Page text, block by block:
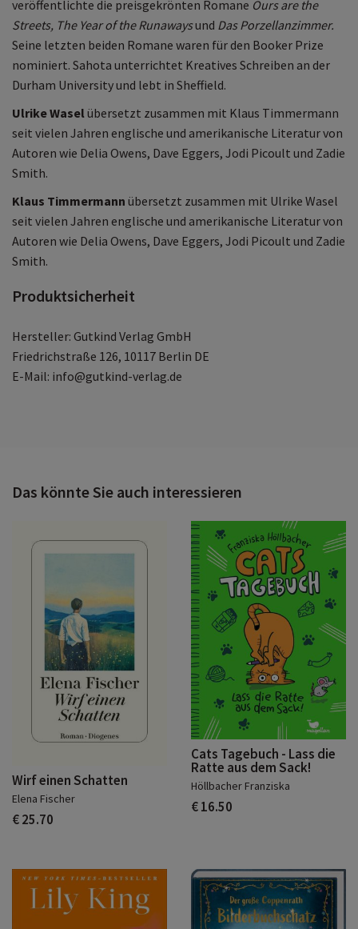
veröffentlichte die preisgekrönten Romane Ours are the
Streets, The Year of the Runawaysund Das Porzellanzimmer.
Seine letzten beiden Romane waren für den Booker Prize
nominiert. Sahota unterrichtet Kreatives Schreiben an der
Durham University und lebt in Sheffield.
Ulrike Waselübersetzt zusammen mit Klaus Timmermann
seit vielen Jahren englische und amerikanische Literatur von
Autoren wie Delia Owens, Dave Eggers, Jodi Picoult und Zadie
Smith.
Klaus Timmermann übersetzt zusammen mit Ulrike Wasel
seit vielen Jahren englische und amerikanische Literatur von
Autoren wie Delia Owens, Dave Eggers, Jodi Picoult und Zadie
Smith.
Produktsicherheit
Hersteller: Gutkind Verlag GmbH
Friedrichstraße 126, 10117 Berlin DE
E-Mail: info@gutkind-verlag.de
Das könnte Sie auch interessieren
Wirf einen Schatten
Elena Fischer
€ 25.70
Cats Tagebuch - Lass die
Ratte aus dem Sack!
Höllbacher Franziska
€ 16.50